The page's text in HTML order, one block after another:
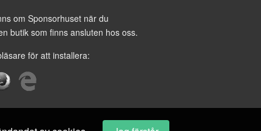
om Sponsorhuset när du
butik som finns ansluten hos oss.
för att installera: